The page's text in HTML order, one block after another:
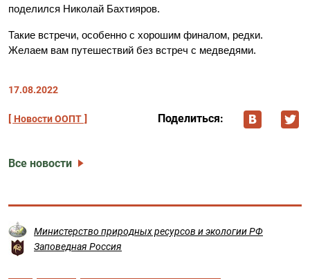
поделился Николай Бахтияров.
Такие встречи, особенно с хорошим финалом, редки.
Желаем вам путешествий без встреч с медведями.
17.08.2022
Новости ООПТ Поделиться:
Все новости
Министерство природных ресурсов и экологии РФ
Заповедная Россия